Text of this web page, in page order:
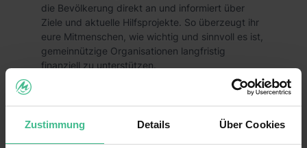
Zustimmung Details Über Cookies
die Bevölkerung direkt an und informiert über
Ziele und aktuelle Hilfsprojekte. So überzeugt ihr
eure Mitmenschen, wie wichtig und sinnvoll es ist,
gemeinnützige Organisationen langfristig
finanziell zu unterstützen.
Das heißt, du trägst durch dein Praktikum aktiv
dazu bei, dass großartige Hilfsprojekte zum
Schutz von Mensch, Tier und Umwelt nachhaltig
umgesetzt werden können!